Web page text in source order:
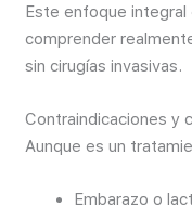
Este enfoque integral
comprender
sin cirugías invasivas.
Contraindicaciones y
Aunque es un
Embarazo o